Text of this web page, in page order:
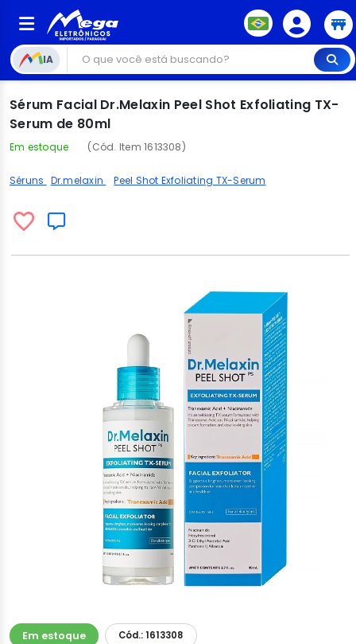
IA
Sérum Facial Dr.Melaxin Peel Shot Exfoliating TX-
Serum de 80ml
Em estoque (Cód. Item 1613308)
Séruns Dr.melaxin Peel Shot Exfoliating TX-Serum
Em estoque
Cód.: 1613308